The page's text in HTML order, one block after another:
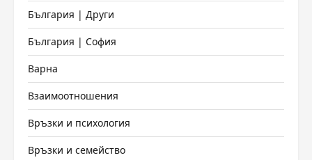
България | Други
България | София
Варна
Взаимоотношения
Връзки и психология
Връзки и семейство